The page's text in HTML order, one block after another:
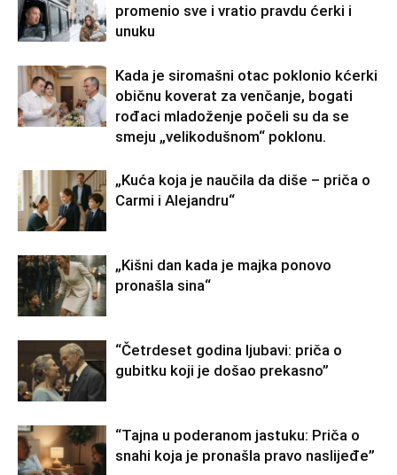
promenio sve i vratio pravdu ćerki i
unuku
Kada je siromašni otac poklonio kćerki
običnu koverat za venčanje, bogati
rođaci mladoženje počeli su da se
smeju „velikodušnom“ poklonu.
„Kuća koja je naučila da diše – priča o
Carmi i Alejandru“
„Kišni dan kada je majka ponovo
pronašla sina“
“Četrdeset godina ljubavi: priča o
gubitku koji je došao prekasno”
“Tajna u poderanom jastuku: Priča o
snahi koja je pronašla pravo naslijeđe”